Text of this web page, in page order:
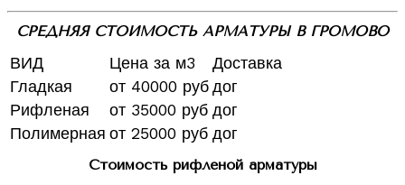
СРЕДНЯЯ СТОИМОСТЬ АРМАТУРЫ В ГРОМОВО
ВИД Цена за м3
Доставка
Гладкая
от 40000 рубдог
Рифленая
от 35000 руб дог
Полимерная от 25000 руб дог
Стоимость рифленой арматуры